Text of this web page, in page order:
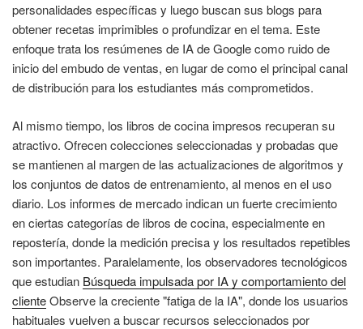
personalidades específicas y luego buscan sus blogs para
obtener recetas imprimibles o profundizar en el tema. Este
enfoque trata los resúmenes de IA de Google como ruido de
inicio del embudo de ventas, en lugar de como el principal canal
de distribución para los estudiantes más comprometidos.
Al mismo tiempo, los libros de cocina impresos recuperan su
atractivo. Ofrecen colecciones seleccionadas y probadas que
se mantienen al margen de las actualizaciones de algoritmos y
los conjuntos de datos de entrenamiento, al menos en el uso
diario. Los informes de mercado indican un fuerte crecimiento
en ciertas categorías de libros de cocina, especialmente en
repostería, donde la medición precisa y los resultados repetibles
son importantes. Paralelamente, los observadores tecnológicos
que estudian Búsqueda impulsada por IA y comportamiento del
clienteObserve la creciente "fatiga de la IA", donde los usuarios
habituales vuelven a buscar recursos seleccionados por